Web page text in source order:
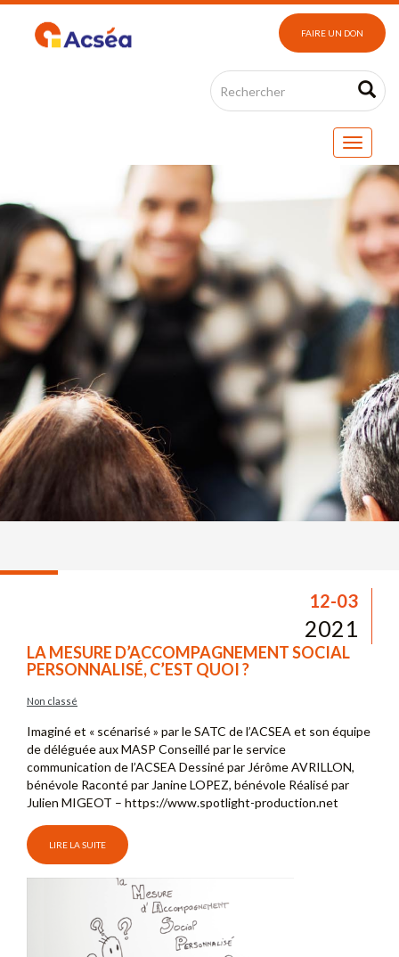
FAIRE UN DON
12-03
2021
LA MESURE D’ACCOMPAGNEMENT SOCIAL
PERSONNALISÉ, C’EST QUOI ?
Non classé
Imaginé et « scénarisé » par le SATC de l’ACSEA et son équipe
de déléguée aux MASP Conseillé par le service
communication de l’ACSEA Dessiné par Jérôme AVRILLON,
bénévole Raconté par Janine LOPEZ, bénévole Réalisé par
Julien MIGEOT – https://www.spotlight-production.net​
LIRE LA SUITE